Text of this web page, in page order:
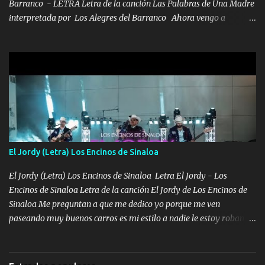
Barranco - LETRA Letra de la canción Las Palabras de Una Madre
interpretada por Los Alegres del Barranco Ahora vengo a
quiso, él tiempo sigue pasando y nunca te olvidaremos, aquí
seguiré esperando hasta volvernos a vernos El recuerdo que yo
tengo de mi mente no se va, en mi corazón me llevo lo mismo que
tu papá, a veces me pongo triste porque no puedo mirarte, mas se
que tu me escuchas porque tu eres mi gran ángel, El desespero me
llega para reunirme contigo, tu iluminas mi sendero por siempre
serás mi niño, del amor que yo te tengo es co...
El Jordy (Letra) Los Encinos de Sinaloa
El Jordy (Letra) Los Encinos de Sinaloa Letra El Jordy - Los
Encinos de Sinaloa Letra de la canción El Jordy de Los Encinos de
Sinaloa Me preguntan a que me dedico yo porque me ven
paseando muy buenos carros es mi estilo a nadie le estoy robando
miraban trabajando la escuela dejé el dinero estaba escaso Mi